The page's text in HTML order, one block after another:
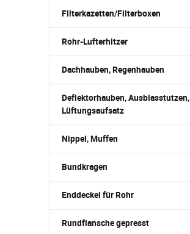
Filterkazetten/Filterboxen
Rohr-Lufterhitzer
Dachhauben, Regenhauben
Deflektorhauben, Ausblasstutzen,
Lüftungsaufsatz
Nippel, Muffen
Bundkragen
Enddeckel für Rohr
Rundflansche gepresst